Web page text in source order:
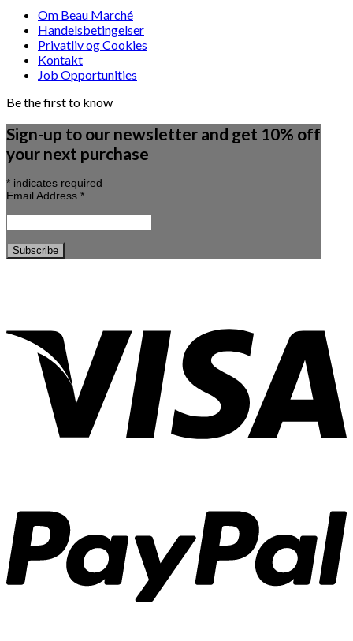
Om Beau Marché
Handelsbetingelser
Privatliv og Cookies
Kontakt
Job Opportunities
Be the first to know
Sign-up to our newsletter and get 10% off
your next purchase
* indicates required
Email Address *